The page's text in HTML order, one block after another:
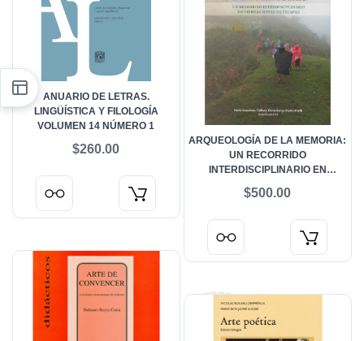
ANUARIO DE LETRAS.
LINGÜÍSTICA Y FILOLOGÍA
VOLUMEN 14 NÚMERO 1
$260.00
ARQUEOLOGÍA DE LA MEMORIA:
UN RECORRIDO
INTERDISCIPLINARIO EN
$500.00